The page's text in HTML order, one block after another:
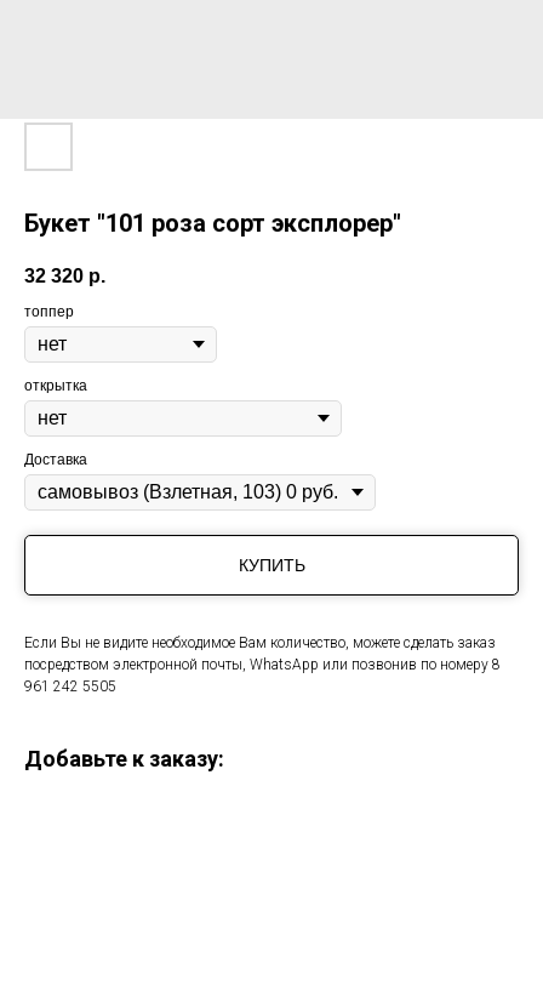
Букет "101 роза сорт эксплорер"
32 320 р.
топпер
открытка
Доставка
КУПИТЬ
Если Вы не видите необходимое Вам количество, можете сделать заказ
посредством электронной почты, WhatsApp или позвонив по номеру 8
961 242 5505
Добавьте к заказу: